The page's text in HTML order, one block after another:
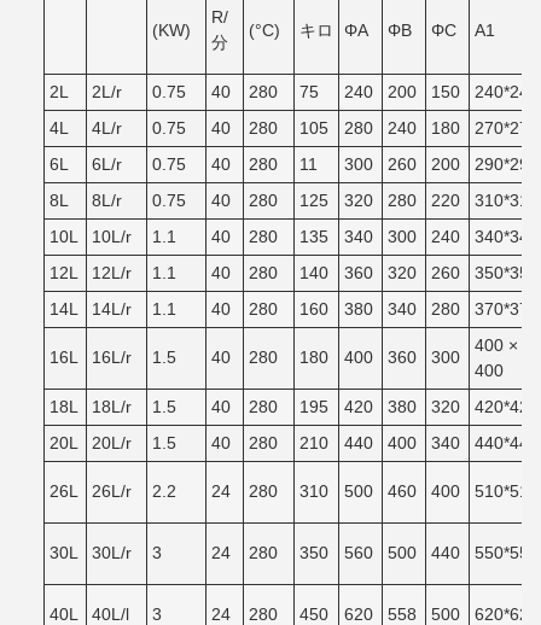
(KW)
R/
分
(°C) キロ ΦA ΦB ΦC A1
2L 2L/r 0.75 40 280 75 240 200 150
240*240
4L
4L/r 0.75 40 280 105 280 240 180
270*270
6L
6L/r 0.75 40 280 11 300 260 200
290*290
8L
8L/r 0.75 40 280 125 320 280 220
310*310
10L
10L/r 1.1 40 280 135 340 300 240
340*340
12L
12L/r 1.1 40 280 140 360 320 260
350*350
14L
14L/r 1.1 40 280 160 380 340 280 370*370
16L 16L/r 1.5 40 280 180 400 360 300
400 ×
400
18L
18L/r 1.5 40 280 195 420 380 320
420*420
20L
20L/r 1.5 40 280 210 440 400 340 440*440
26L 26L/r 2.2 24 280 310 500 460 400 510*510
30L 30L/r 3 24 280 350 560 500 440 550*550
40L 40L/l 3 24 280 450 620 558 500 620*620